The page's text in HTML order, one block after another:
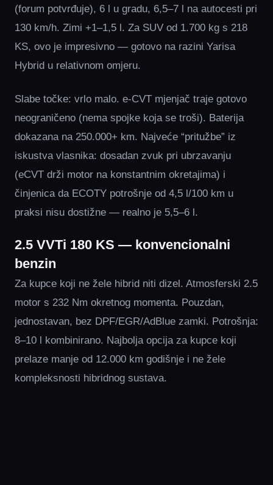
(forum potvrđuje), 6 l u gradu, 6,5–7 l na autocesti pri
130 km/h. Zimi +1–1,5 l. Za SUV od 1.700 kg s 218
KS, ovo je impresivno — gotovo na razini Yarisa
Hybrid u relativnom omjeru.
Slabe točke: vrlo malo. e-CVT mjenjač traje gotovo
neograničeno (nema spojke koja se troši). Baterija
dokazana na 250.000+ km. Najveće “pritužbe” iz
iskustva vlasnika: dosadan zvuk pri ubrzavanju
(eCVT drži motor na konstantnim okretajima) i
činjenica da ECOTY potrošnje od 4,5 l/100 km u
praksi nisu dostižne — realno je 5,5–6 l.
2.5 VVTi 180 KS — konvencionalni
benzin
Za kupce koji ne žele hibrid niti dizel. Atmosferski 2.5
motor s 232 Nm okretnog momenta. Pouzdan,
jednostavan, bez DPF/EGR/AdBlue zamki. Potrošnja:
8–10 l kombinirano. Najbolja opcija za kupce koji
prelaze manje od 12.000 km godišnje i ne žele
kompleksnosti hibridnog sustava.